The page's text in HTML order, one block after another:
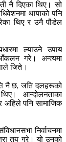
नै दिएका थिए। सो
थापाको पनि
थिए र उनै पौडेल
ल्याउने उपाय
गरे। अन्त्यमा
जिते।
नै छ, जति दलहरूको
आन्दोलनताका
अहिले पनि सामाजिक
निर्वाचनमा
तय गरे। यो उनको